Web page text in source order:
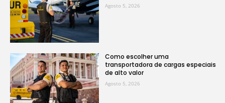
Agosto 5, 2026
Como escolher uma
transportadora de cargas especiais
de alto valor
Agosto 5, 2026